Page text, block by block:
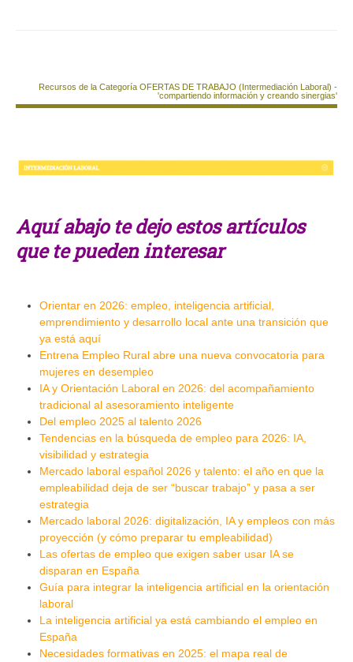
Recursos de la Categoría OFERTAS DE TRABAJO (Intermediación Laboral) -
'compartiendo información y creando sinergias'
Aquí abajo te dejo estos artículos
que te pueden interesar
Orientar en 2026: empleo, inteligencia artificial,
emprendimiento y desarrollo local ante una transición que
ya está aquí
Entrena Empleo Rural abre una nueva convocatoria para
mujeres en desempleo
IA y Orientación Laboral en 2026: del acompañamiento
tradicional al asesoramiento inteligente
Del empleo 2025 al talento 2026
Tendencias en la búsqueda de empleo para 2026: IA,
visibilidad y estrategia
Mercado laboral español 2026 y talento: el año en que la
empleabilidad deja de ser “buscar trabajo” y pasa a ser
estrategia
Mercado laboral 2026: digitalización, IA y empleos con más
proyección (y cómo preparar tu empleabilidad)
Las ofertas de empleo que exigen saber usar IA se
disparan en España
Guía para integrar la inteligencia artificial en la orientación
laboral
La inteligencia artificial ya está cambiando el empleo en
España
Necesidades formativas en 2025: el mapa real de